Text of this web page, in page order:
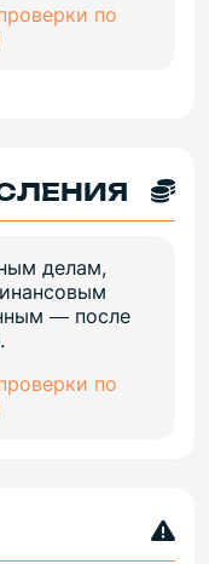
по
делам,
— после
.
по